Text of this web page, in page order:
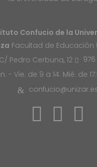
Confucio de la
Facultad de Educación
C/ Pedro Cerbuna, 12
976
- Vie. de 9 a 14. Mié. de